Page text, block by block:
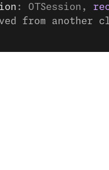
: OTSession,
from another